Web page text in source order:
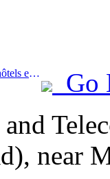
Prev:Les réservations ont afflué. Les hôtels et les commerçants de B&B sont également populaires auprès des réservations. Les taux de réservation moyens pour la Fête nationale sont respectivement de 24,97 % et 24,49 %.
Go
and
near